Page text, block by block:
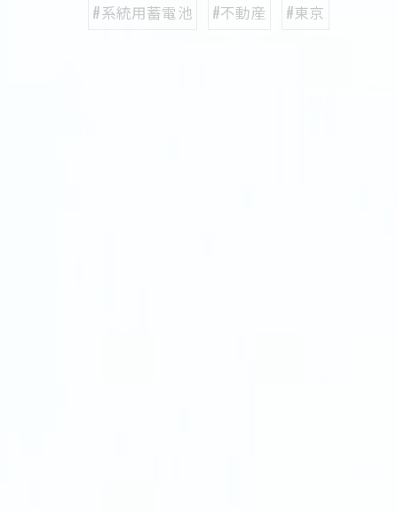
#系統用蓄電池 #不動産 #東京